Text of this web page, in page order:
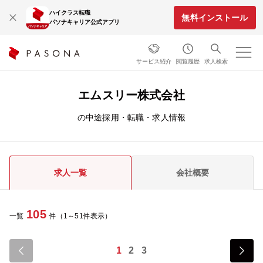
ハイクラス転職
パソナキャリア公式アプリ
無料インストール
サービス紹介 閲覧履歴 求人検索
エムスリー株式会社
の中途採用・転職・求人情報
求人一覧 会社概要
一覧 105 件（1～51件表示）
1 2 3